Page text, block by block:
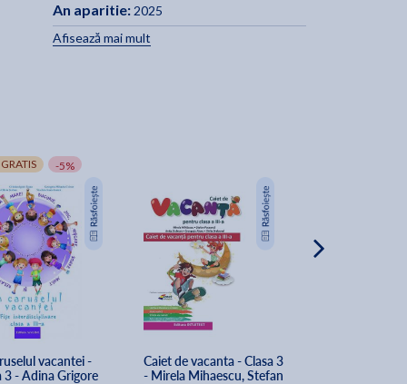
An aparitie:2025
Afisează mai mult
-5%
vacantei -
3 - Adina Grigore
Caiet de vacanta - Clasa 3
- Mirela Mihaescu, Stefan